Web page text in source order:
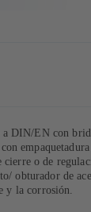
DIN/EN con
empaquetadura
o de
obturador de
y la corrosión.